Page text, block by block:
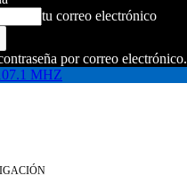
tu correo electrónico
por correo electrónico.
MHZ